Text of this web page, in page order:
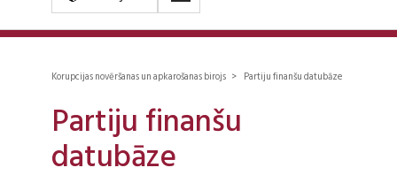
Korupcijas novēršanas un apkarošanas birojs > Partiju finanšu datubāze
Partiju finanšu
datubāze